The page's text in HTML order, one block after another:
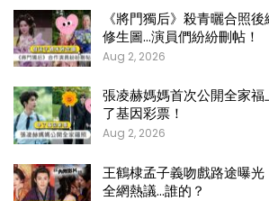
《將門獨后》殺青曬合照
修生圖…演員們紛紛刪帖！
Aug 2, 2026
張凌赫媽媽首次公開全家
了基因彩票！
Aug 2, 2026
王鶴棣孟子義吻戲路途曝光
全網熱議…誰的？